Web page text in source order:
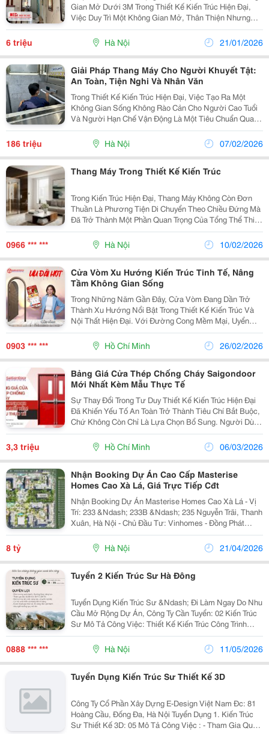
Gian Mở Dưới 3M Trong Thiết Kế Kiến Trúc Hiện Đại,
Việc Duy Trì Một Không Gian Mở, Thân Thiện Nhưng
Vẫn Đảm Bảo Sự Mát Mẻ Và Sạch Sẽ Bên Trong Là Một
Bài Toán Khó. Quạt Chắn Gió (Air Curtain) Chính...
6 triệu Hà Nội 21/01/2026
Giải Pháp Thang Máy Cho Người Khuyết Tật:
An Toàn, Tiện Nghi Và Nhân Văn
Trong Thiết Kế Kiến Trúc Hiện Đại, Việc Tạo Ra Một
Không Gian Sống Không Rào Cản Cho Người Cao Tuổi
Và Người Hạn Chế Vận Động Là Một Tiêu Chuẩn Quan
Trọng. Thang Máy Cho Người Khuyết Tật Không Chỉ Là
Một Thiết Bị Di Chuyển, Mà Còn Là Giải Pháp Giúp...
186 triệu Hà Nội 07/02/2026
Thang Máy Trong Thiết Kế Kiến Trúc
Trong Kiến Trúc Hiện Đại, Thang Máy Không Còn Đơn
Thuần Là Phương Tiện Di Chuyển Theo Chiều Đứng Mà
Đã Trở Thành Một Phần Quan Trọng Của Tổng Thể Thiết
Kế Công Trình . Từ Nhà Ở Dân Dụng, Biệt Thự Đến
Khách Sạn, Văn Phòng Hay Trung Tâm Thương Mại,...
0966 *** *** Hà Nội 10/02/2026
Cửa Vòm Xu Hướng Kiến Trúc Tinh Tế, Nâng
Tầm Không Gian Sống
Trong Những Năm Gần Đây, Cửa Vòm Đang Dần Trở
Thành Xu Hướng Nổi Bật Trong Thiết Kế Kiến Trúc Và
Nội Thất Hiện Đại. Với Đường Cong Mềm Mại, Uyển
Chuyển, Cửa Vòm Không Chỉ Mang Giá Trị Thẩm Mỹ
Cao Mà Còn Tạo Điểm Nhấn Sang Trọng, Khác Biệt Cho
Không...
0903 *** *** Hồ Chí Minh 26/02/2026
Bảng Giá Cửa Thép Chống Cháy Saigondoor
Mới Nhất Kèm Mẫu Thực Tế
Sự Thay Đổi Trong Tư Duy Thiết Kế Kiến Trúc Hiện Đại
Đã Khiến Yếu Tố An Toàn Trở Thành Tiêu Chí Bắt Buộc,
Chứ Không Còn Chỉ Là Lựa Chọn Bổ Sung. Người Dùng
Ngày Nay Không Chỉ Quan Tâm Vẻ Đẹp Nội Thất Mà
Còn Chú Trọng Khả Năng Bảo Vệ Căn Nhà Trước Các...
3,3 triệu Hồ Chí Minh 06/03/2026
Nhận Booking Dự Án Cao Cấp Masterise
Homes Cao Xà Lá, Giá Trực Tiếp Cđt
Nhận Booking Dự Án Masterise Homes Cao Xà Lá - Vị
Trí: 233 &Ndash; 233B &Ndash; 235 Nguyễn Trãi, Thanh
Xuân, Hà Nội - Chủ Đầu Tư: Vinhomes - Đồng Phát
Triển: Masterise Homes - Thiết Kế Kiến Trúc: P&Amp;T
8 tỷ Hà Nội 21/04/2026
Tuyển 2 Kiến Trúc Sư Hà Đông
Tuyển Dụng Kiến Trúc Sư &Ndash; Đi Làm Ngay Do Nhu
Cầu Mở Rộng Dự Án, Công Ty Cần Tuyển: 02 Kiến Trúc
Sư Mô Tả Công Việc: Thiết Kế Kiến Trúc Công Trình
(Biệt Thự, Khu Nghỉ Dưỡng, Công Trình Dân
Dụng&Hellip;) Triển Khai Bản Vẽ Kỹ Thuật Thi...
0888 *** *** Hà Nội 11/05/2026
Tuyển Dụng Kiến Trúc Sư Thiết Kế 3D
Công Ty Cổ Phần Xây Dựng E-Design Việt Nam Đc: 81
Hoàng Cầu, Đống Đa, Hà Nội Tuyển Dụng 1. Kiến Trúc
Sư Thiết Kế 3D: 05 Mô Tả Công Việc : - Tham Gia Quá